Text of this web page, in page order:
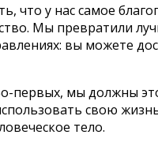
что у нас самое
Мы превратили
вы можете
мы должны
свою
тело.